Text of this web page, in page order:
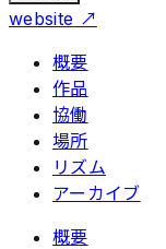
website ↗
概要
作品
協働
場所
リズム
アーカイブ
概要